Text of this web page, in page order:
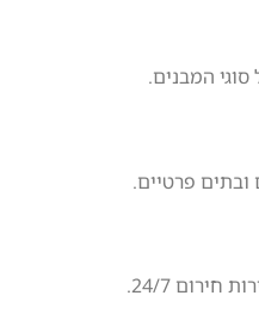
המבנים.
ובתים פרטיים.
24/7.